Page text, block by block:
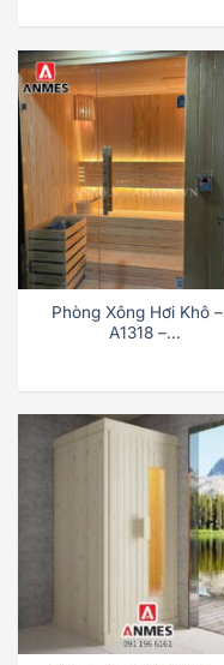
Phòng Xông Hơi Khô –
A1318 –